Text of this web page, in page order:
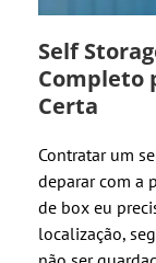
Self
Completo
Certa
Contratar um
deparar com a
de box eu
localização,